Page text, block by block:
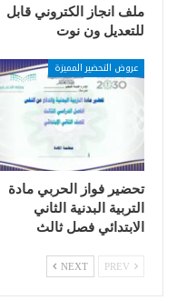
ملف انجاز الكتروني قابل
للتعديل ون نوت
عروض التحضير المميزة
تحضير فواز الحربي مادة
التربية البدنية الثاني
الابتدائي فصل ثالث
NEXT